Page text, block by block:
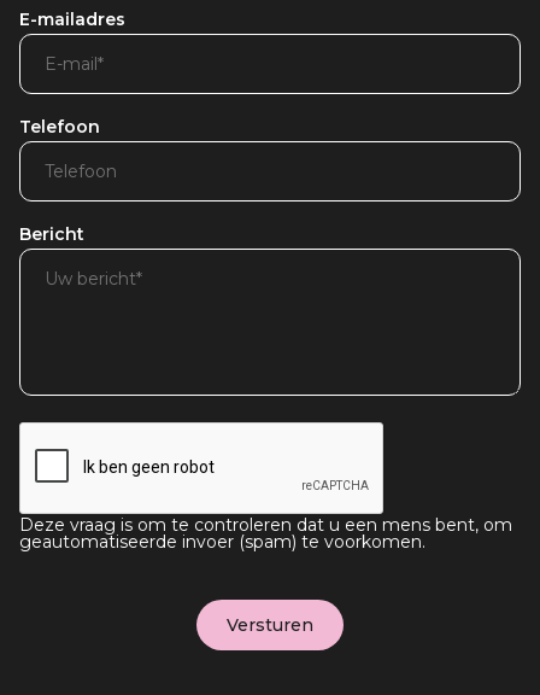
E-mailadres
Telefoon
Bericht
Deze vraag is om te controleren dat u een mens bent, om
geautomatiseerde invoer (spam) te voorkomen.